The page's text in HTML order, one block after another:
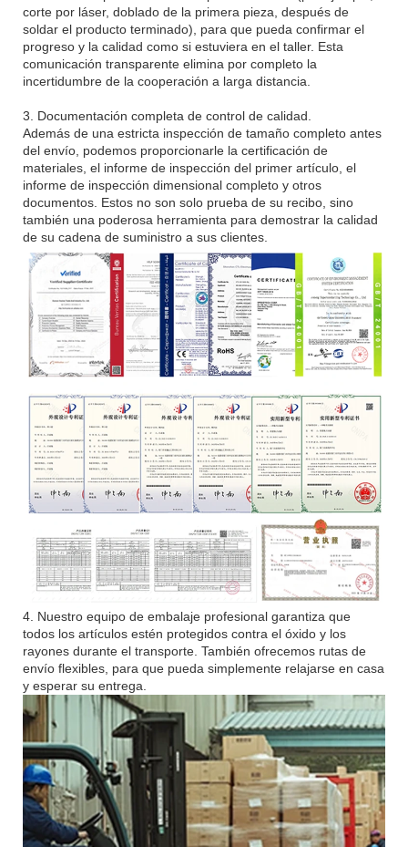
corte por láser, doblado de la primera pieza, después de
soldar el producto terminado), para que pueda confirmar el
progreso y la calidad como si estuviera en el taller. Esta
comunicación transparente elimina por completo la
incertidumbre de la cooperación a larga distancia.
3. Documentación completa de control de calidad.
Además de una estricta inspección de tamaño completo antes
del envío, podemos proporcionarle la certificación de
materiales, el informe de inspección del primer artículo, el
informe de inspección dimensional completo y otros
documentos. Estos no son solo prueba de su recibo, sino
también una poderosa herramienta para demostrar la calidad
de su cadena de suministro a sus clientes.
4. Nuestro equipo de embalaje profesional garantiza que
todos los artículos estén protegidos contra el óxido y los
rayones durante el transporte. También ofrecemos rutas de
envío flexibles, para que pueda simplemente relajarse en casa
y esperar su entrega.